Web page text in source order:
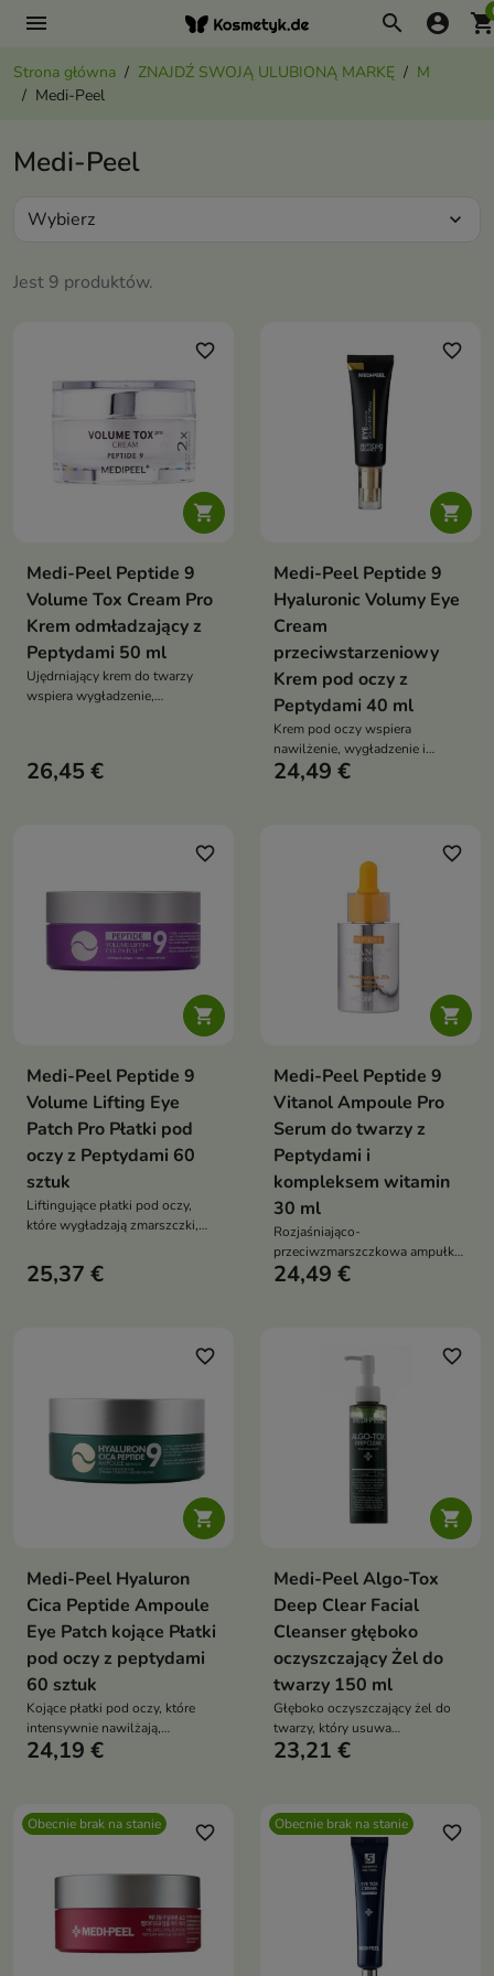
menu search account_circle
Strona główna ZNAJDŹ SWOJĄ ULUBIONĄ MARKĘ
M
Medi-Peel
Medi-Peel
Jest 9 produktów.
Wybierz expand_more

favorite_border
Medi-Peel Peptide 9
Volume Tox Cream Pro
Krem odmładzający z
Peptydami 50 ml
Ujędrniający krem do twarzy
wspiera wygładzenie,
z kompleksem 9 peptydów,
26,45 €

favorite_border
Medi-Peel Peptide 9
Hyaluronic Volumy Eye
Cream
przeciwstarzeniowy
Krem pod oczy z
Peptydami 40 ml
Krem pod oczy wspiera
nawilżenie, wygładzenie i
poprawę jędrności delikatnej
hialuronowym, masłem shea i
trehalozą pomaga zmniejszyć
widoczność drobnych
komfort skóry
24,49 €

favorite_border
Medi-Peel Peptide 9
Volume Lifting Eye
Patch Pro Płatki pod
oczy z Peptydami 60
sztuk
Liftingujące płatki pod oczy,
które wygładzają zmarszczki,
intensywne nawilżenie
25,37 €

favorite_border
Medi-Peel Peptide 9
Vitanol Ampoule Pro
Serum do twarzy z
Peptydami i
kompleksem witamin
30 ml
Rozjaśniająco-
przeciwzmarszczkowa ampułka,
która wyrównuje koloryt skóry,
24,49 €

favorite_border
Medi-Peel Hyaluron
Cica Peptide Ampoule
Eye Patch kojące Płatki
pod oczy z peptydami
60 sztuk
Kojące płatki pod oczy, które
intensywnie nawilżają,
wygładzają i poprawiają
24,19 €

favorite_border
Medi-Peel Algo-Tox
Deep Clear Facial
Cleanser głęboko
oczyszczający Żel do
twarzy 150 ml
Głęboko oczyszczający żel do
twarzy, który usuwa
zanieczyszczenia, wygładza
23,21 €
Obecnie brak na stanie favorite_border Obecnie brak na stanie favorite_border